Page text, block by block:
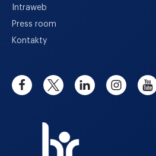
Intraweb
Press room
Kontakty